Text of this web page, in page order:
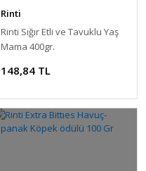
Rinti
Rinti Sığır Etli ve Tavuklu Yaş
Mama 400gr.
148,84 TL